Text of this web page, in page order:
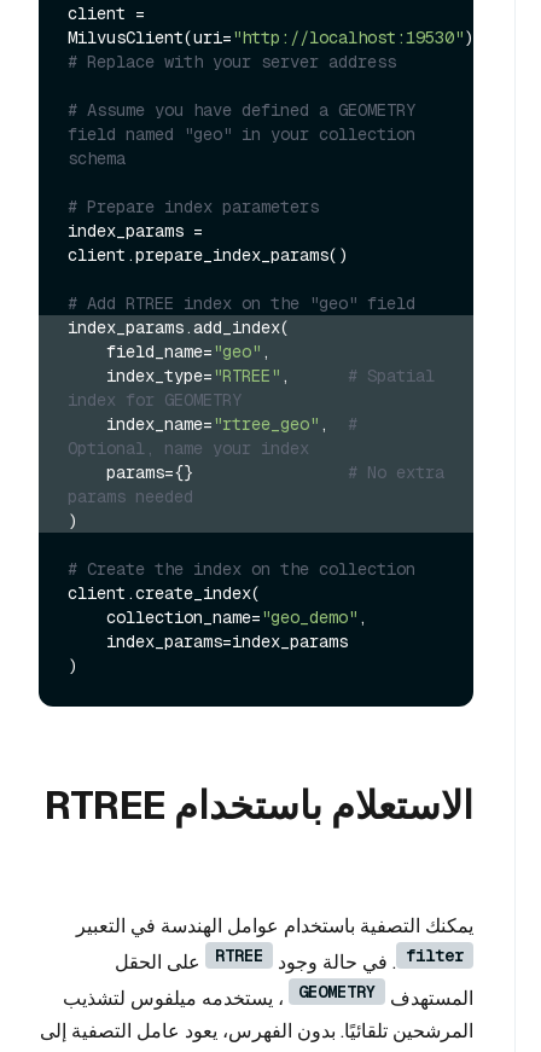
client =
MilvusClient(uri="http://localhost:19530"
# Replace with your server address
# Assume you have defined a GEOMETRY
field named "geo" in your collection
schema
# Prepare index parameters
index_params =
client.prepare_index_params()
# Add RTREE index on the "geo" field
index_params.add_index(
    field_name=
"geo" ,
    index_type=
"RTREE" , # Spatial
index for GEOMETRY
    index_name=
"rtree_geo" , #
Optional, name your index
    params={}
# No extra
params needed
)
# Create the index on the collection
client.create_index(
    collection_name=
"geo_demo" ,
الاستعلام باستخدام RTREE
يمكنك التصفية باستخدام عوامل الهندسة في التعبير
filter . في حالة وجود RTREE
على الحقل
المستهدف
GEOMETRY
، يستخدمه ميلفوس لتشذيب
المرشحين تلقائيًا. بدون الفهرس، يعود عامل التصفية إلى